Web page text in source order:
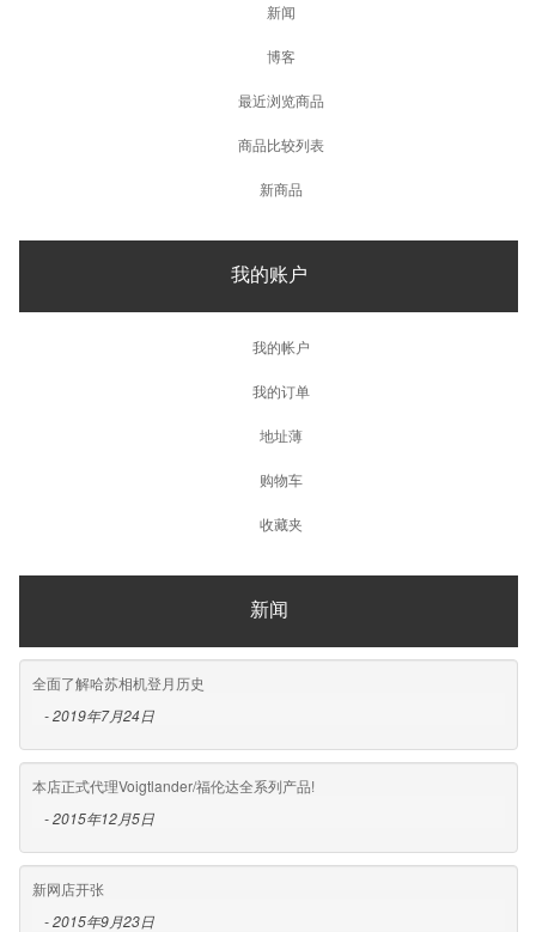
新闻
博客
最近浏览商品
商品比较列表
新商品
我的账户
我的帐户
我的订单
地址薄
购物车
收藏夹
新闻
全面了解哈苏相机登月历史
- 2019年7月24日
本店正式代理Voigtlander/福伦达全系列产品!
- 2015年12月5日
新网店开张
- 2015年9月23日